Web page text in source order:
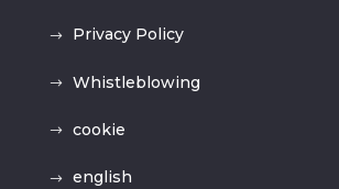
Privacy Policy
Whistleblowing
cookie
english